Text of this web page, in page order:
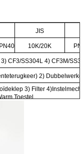
JIS
10K/20K
CF3/SS304L 4) CF3M/
2)
3) Filter
Toestel